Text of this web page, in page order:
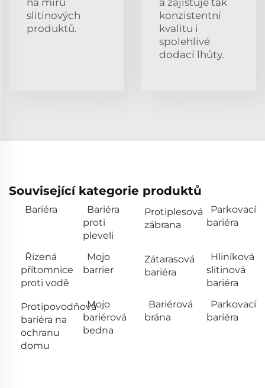
slitinových
produktů.
konzistentní
kvalitu i
spolehlivé
dodací lhůty.
Související kategorie produktů
Bariéra
Bariéra
proti
pleveli
Protiplesová
zábrana
Parkovací
bariéra
Řízená
přítomnice
proti vodě
Mojo
barrier
Zátarasová
bariéra
Hliníková
slitinová
bariéra
Protipovodňová
bariéra na
ochranu
domu
Mojo
bariérová
bedna
Bariérová
brána
Parkovací
bariéra